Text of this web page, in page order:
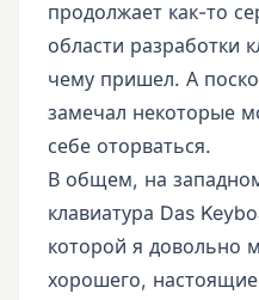
продолжает как-то
области разработки
чему пришел. А
замечал некоторые
себе оторваться.
В общем, на
клавиатура Das
которой я довольно
хорошего,